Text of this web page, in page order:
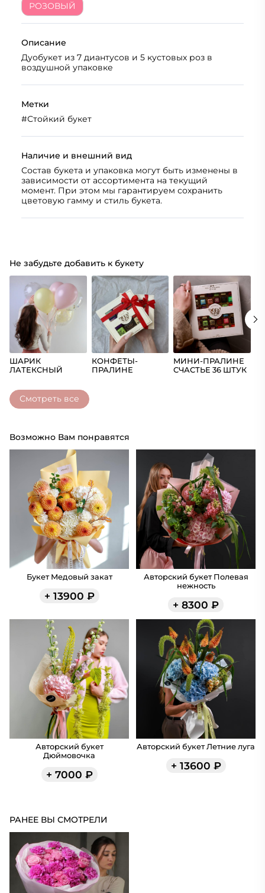
РОЗОВЫЙ
Описание
Дуобукет из 7 диантусов и 5 кустовых роз в
воздушной упаковке
Метки
#Стойкий букет
Наличие и внешний вид
Состав букета и упаковка могут быть изменены в
зависимости от ассортимента на текущий
момент. При этом мы гарантируем сохранить
цветовую гамму и стиль букета.
Не забудьте добавить к букету
ШАРИК
ЛАТЕКСНЫЙ
КОНФЕТЫ-
ПРАЛИНЕ
МИНИ-ПРАЛИНЕ
СЧАСТЬЕ 36 ШТУК
Смотреть все
Возможно Вам понравятся
Букет Медовый закат
+ 13900 ₽
Авторский букет Полевая
нежность
+ 8300 ₽
Авторский букет
Дюймовочка
+ 7000 ₽
Авторский букет Летние луга
+ 13600 ₽
РАНЕЕ ВЫ СМОТРЕЛИ